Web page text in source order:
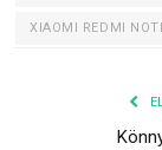
XIAOMI REDMI